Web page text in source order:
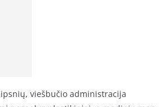
viešbučio administracija